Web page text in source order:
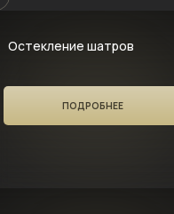
Остекление шатров
ПОДРОБНЕЕ